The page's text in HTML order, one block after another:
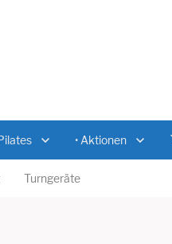
• Aktionen
Turngeräte